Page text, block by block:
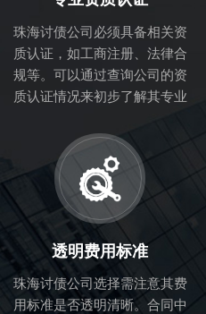
珠海讨债公司必须具备相关资
质认证，如工商注册、法律合
规等。可以通过查询公司的资
质认证情况来初步了解其专业
透明费用标准
珠海讨债公司选择需注意其费
用标准是否透明清晰。合同中